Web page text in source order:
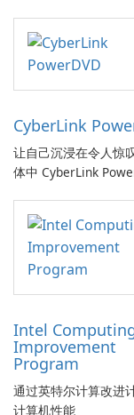
CyberLink
让自己沉浸在令人惊
体中 CyberLink
Intel
Improvement
Program
通过英特尔计算改进
计算机性能